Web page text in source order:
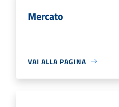
Mercato
VAI ALLA PAGINA